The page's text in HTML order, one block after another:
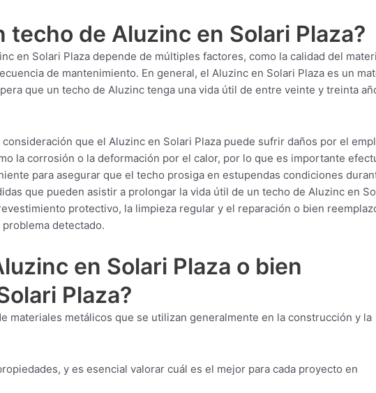
techo de Aluzinc en Solari Plaza?
en Solari Plaza depende de múltiples factores, como la calidad del
de mantenimiento. En general, el Aluzinc en Solari Plaza es un
que un techo de Aluzinc tenga una vida útil de entre veinte y treinta
que el Aluzinc en Solari Plaza puede sufrir daños por el
la corrosión o la deformación por el calor, por lo que es importante
para asegurar que el techo prosiga en estupendas condiciones
que pueden asistir a prolongar la vida útil de un techo de Aluzinc en
protectivo, la limpieza regular y el reparación o bien
detectado.
en Solari Plaza o bien
Plaza?
materiales metálicos que se utilizan generalmente en la construcción y la
y es esencial valorar cuál es el mejor para cada proyecto en